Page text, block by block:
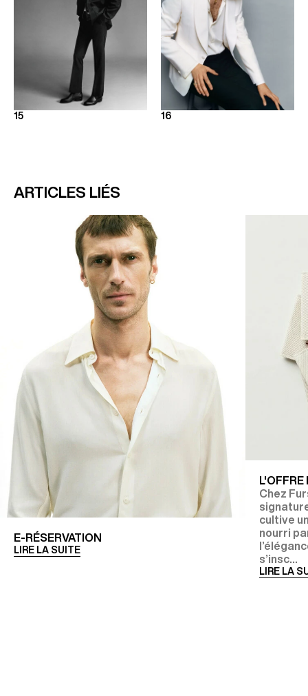
15 16
ARTICLES LIÉS
E-RÉSERVATION
LIRE LA SUITE
L'OFFRE
Chez
cultive
nourri
s’insc...
LIRE LA